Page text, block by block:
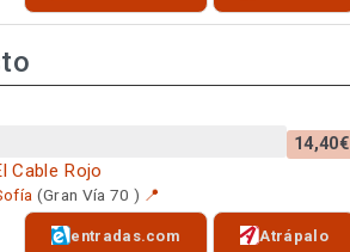
14,40€
Cable Rojo
(Gran Vía 70 ) 📍
entradas.com Atrápalo